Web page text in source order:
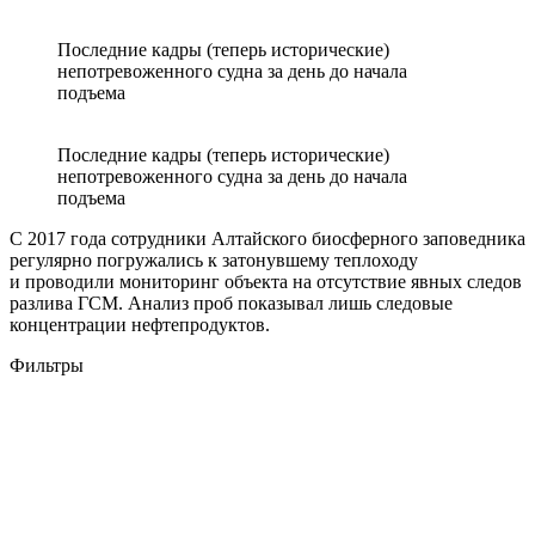
Последние кадры (теперь исторические)
непотревоженного судна за день до начала
подъема
Последние кадры (теперь исторические)
непотревоженного судна за день до начала
подъема
С 2017 года сотрудники Алтайского биосферного заповедника
регулярно погружались к затонувшему теплоходу
и проводили мониторинг объекта на отсутствие явных следов
разлива ГСМ. Анализ проб показывал лишь следовые
концентрации нефтепродуктов.
Фильтры